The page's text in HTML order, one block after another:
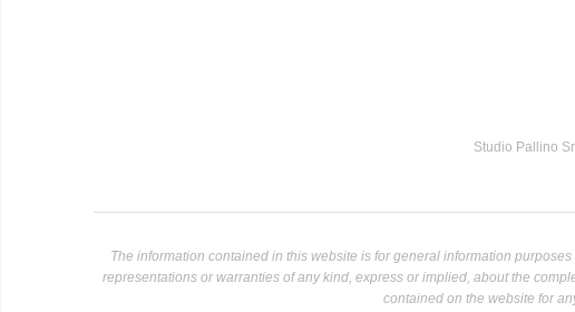
Studio Pallino
The information contained in this website is for general information
representations or warranties of any kind, express or implied, about the
contained on the website for